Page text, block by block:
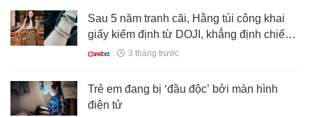
Sau 5 năm tranh cãi, Hằng túi công khai
giấy kiểm định từ DOJI, khẳng định chiếc
vòng được mẹ tặng là phỉ thủy
3 tháng trước
Trẻ em đang bị ‘đầu độc’ bởi màn hình
điện tử